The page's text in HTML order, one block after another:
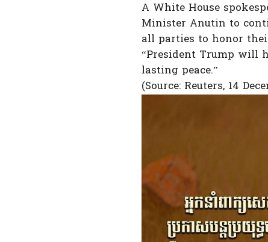
A White House
Minister Anutin to
all parties to honor
“President Trump will
lasting peace.”
(Source: Reuters, 14